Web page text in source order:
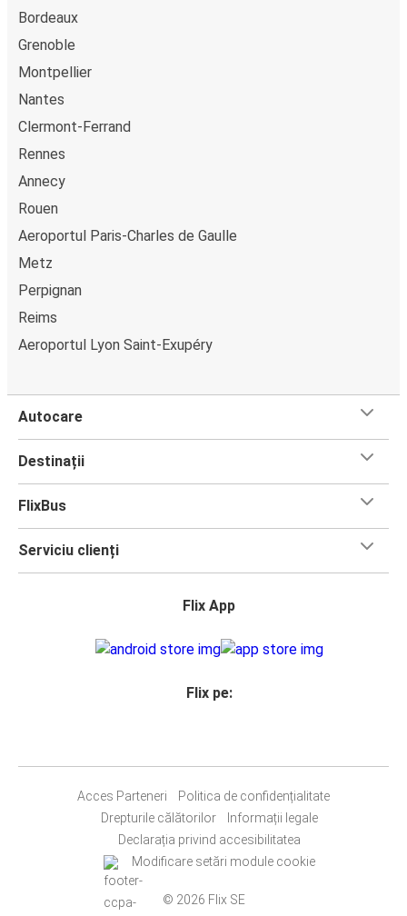
Bordeaux
Grenoble
Montpellier
Nantes
Clermont-Ferrand
Rennes
Annecy
Rouen
Aeroportul Paris-Charles de Gaulle
Metz
Perpignan
Reims
Aeroportul Lyon Saint-Exupéry
Autocare
Destinații
FlixBus
Serviciu clienți
Flix App
Flix pe:
Acces Parteneri
Politica de confidențialitate
Drepturile călătorilor
Informații legale
Declarația privind accesibilitatea
Modificare setări module cookie
© 2026 Flix SE